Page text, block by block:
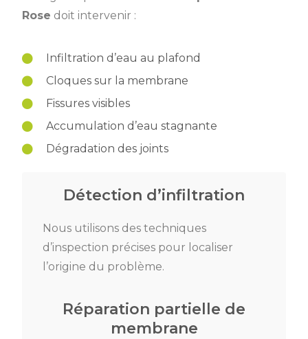
Rose doit intervenir :
Infiltration d’eau au plafond
Cloques sur la membrane
Fissures visibles
Accumulation d’eau stagnante
Dégradation des joints
Détection d’infiltration
Nous utilisons des techniques
d’inspection précises pour localiser
l’origine du problème.
Réparation partielle de
membrane